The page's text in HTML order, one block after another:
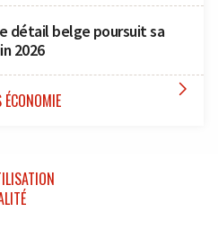
détail belge poursuit sa
2026
ÉCONOMIE 